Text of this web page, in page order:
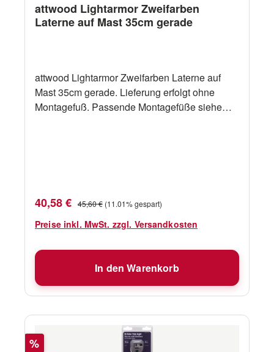
attwood Lightarmor Zweifarben
Laterne auf Mast 35cm gerade
attwood Lightarmor Zweifarben Laterne auf
Mast 35cm gerade. Lieferung erfolgt ohne
Montagefuß. Passende Montagefüße siehe
Verkaufspreis:
40,58 € Regulärer Preis:
45,60 € (11.01% gespart)
Preise inkl. MwSt. zzgl. Versandkosten
In den Warenkorb
Rabatt
%